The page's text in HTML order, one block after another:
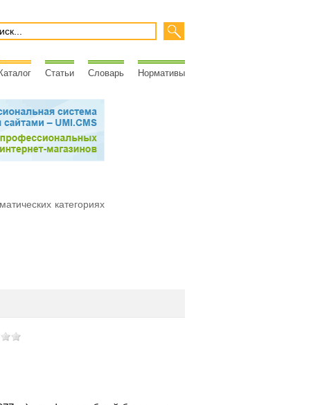
Каталог Статьи Словарь Нормативы
категориях